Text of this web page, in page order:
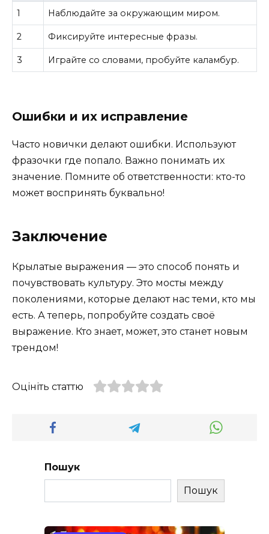
1 Наблюдайте за окружающим миром.
2 Фиксируйте интересные фразы.
3 Играйте со словами, пробуйте каламбур.
Ошибки и их исправление
Часто новички делают ошибки. Используют
фразочки где попало. Важно понимать их
значение. Помните об ответственности: кто-то
может воспринять буквально!
Заключение
Крылатые выражения — это способ понять и
почувствовать культуру. Это мосты между
поколениями, которые делают нас теми, кто мы
есть. А теперь, попробуйте создать своё
выражение. Кто знает, может, это станет новым
трендом!
Оцініть статтю
Пошук
Пошук